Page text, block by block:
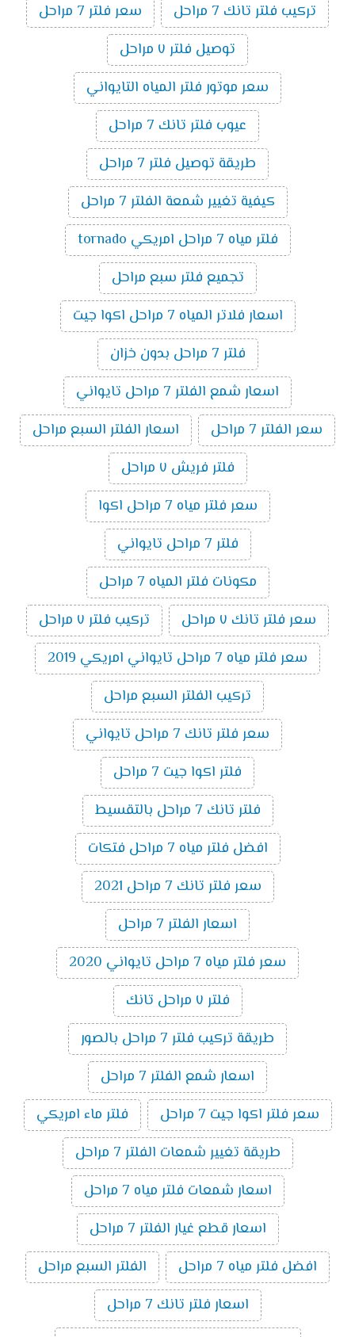
تركيب فلتر تانك 7 مراحل
سعر فلتر 7 مراحل
توصيل فلتر ٧ مراحل
سعر موتور فلتر المياه التايواني
عيوب فلتر تانك 7 مراحل
طريقة توصيل فلتر 7 مراحل
كيفية تغيير شمعة الفلتر 7 مراحل
فلتر مياه 7 مراحل امريكي tornado
تجميع فلتر سبع مراحل
اسعار فلاتر المياه 7 مراحل اكوا جيت
فلتر 7 مراحل بدون خزان
اسعار شمع الفلتر 7 مراحل تايواني
سعر الفلتر 7 مراحل
اسعار الفلتر السبع مراحل
فلتر فريش ٧ مراحل
سعر فلتر مياه 7 مراحل اكوا
فلتر 7 مراحل تايواني
مكونات فلتر المياه 7 مراحل
سعر فلتر تانك ٧ مراحل
تركيب فلتر ٧ مراحل
سعر فلتر مياه 7 مراحل تايواني امريكي 2019
تركيب الفلتر السبع مراحل
سعر فلتر تانك 7 مراحل تايواني
فلتر اكوا جيت 7 مراحل
فلتر تانك 7 مراحل بالتقسيط
افضل فلتر مياه 7 مراحل فتكات
سعر فلتر تانك 7 مراحل 2021
اسعار الفلتر 7 مراحل
سعر فلتر مياه 7 مراحل تايواني 2020
فلتر ٧ مراحل تانك
طريقة تركيب فلتر 7 مراحل بالصور
اسعار شمع الفلتر 7 مراحل
سعر فلتر اكوا جيت 7 مراحل
فلتر ماء امريكي
طريقة تغيير شمعات الفلتر 7 مراحل
اسعار شمعات فلتر مياه 7 مراحل
اسعار قطع غيار الفلتر 7 مراحل
افضل فلتر مياه 7 مراحل
الفلتر السبع مراحل
اسعار فلتر تانك 7 مراحل